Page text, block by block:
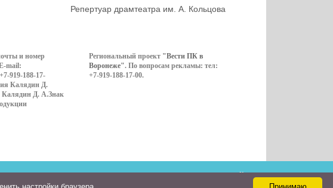
Репертуар драмтеатра им. А. Кольцова
и номер
mail:
919-188-17-
Калядин Д.
Калядин Д. А.Знак
Региональный проект "Вести ПК в
Воронеже". По вопросам рекламы: тел:
+7-919-188-17-00.
Контакты